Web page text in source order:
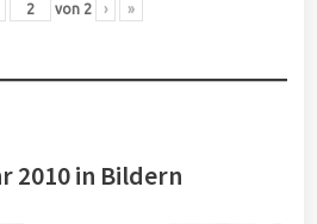
von 2 › »
2010 in Bildern